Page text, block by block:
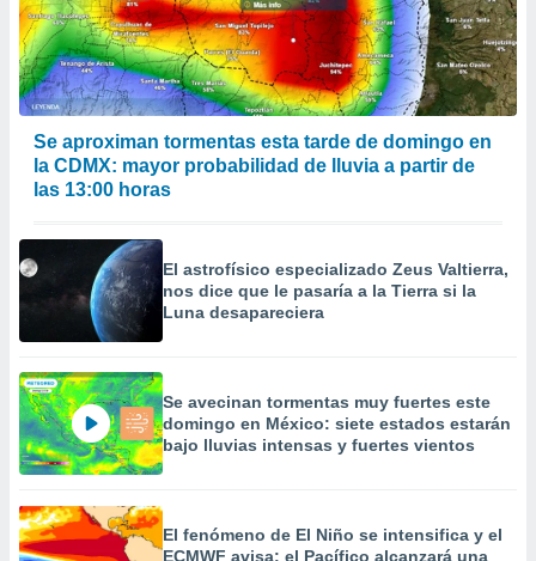
Se aproximan tormentas esta tarde de domingo en
la CDMX: mayor probabilidad de lluvia a partir de
las 13:00 horas
El astrofísico especializado Zeus Valtierra,
nos dice que le pasaría a la Tierra si la
Luna desapareciera
Se avecinan tormentas muy fuertes este
domingo en México: siete estados estarán
bajo lluvias intensas y fuertes vientos
El fenómeno de El Niño se intensifica y el
ECMWF avisa: el Pacífico alcanzará una